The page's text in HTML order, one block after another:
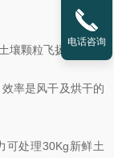
壤颗粒飞扬问题。
率是风干及烘干的
可处理30Kg新鲜土
电话咨询